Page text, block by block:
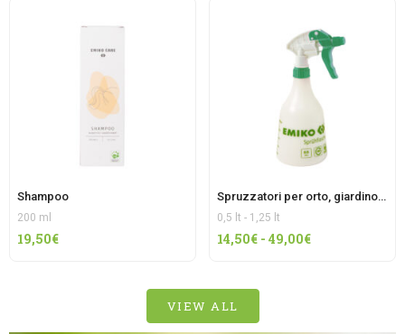
10,00€
a
35,00€
Shampoo
200 ml
19,50€
Spruzzatori per orto, giardino,
0,5 lt - 1,25 lt
14,50€ - 49,00€Fascia
VIEW ALL